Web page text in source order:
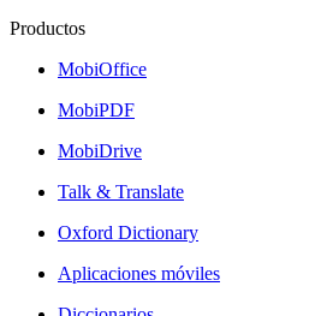
Productos
MobiOffice
MobiPDF
MobiDrive
Talk & Translate
Oxford Dictionary
Aplicaciones móviles